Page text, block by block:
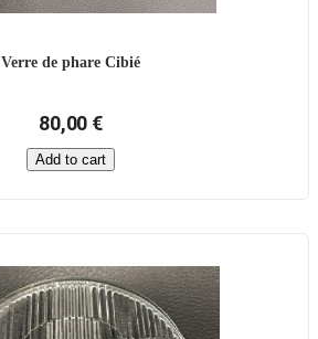
Verre de phare Cibié
80,00 €
Add to cart